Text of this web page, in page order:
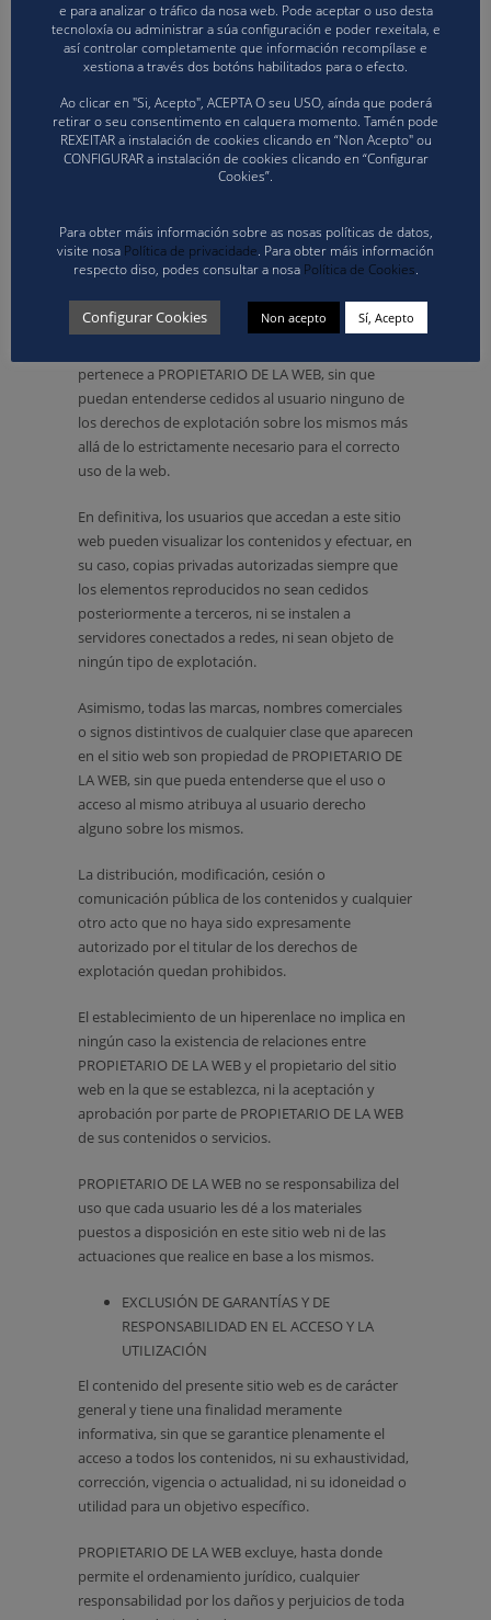
comunicación pública, transformar o
modificar los contenidos, a menos que se
cuente con la autorización del titular de los
correspondientes derechos o ello resulte
legalmente permitido.
Recabar datos con finalidad publicitaria y de
remitir publicidad de cualquier clase y
previa solicitud o consentimiento.
Todos los contenidos del sitio web, como textos,
fotografías, gráficos, imágenes, iconos, tecnología,
software, así como su diseño gráfico y códigos
pertenece a PROPIETARIO DE LA WEB, sin que
puedan entenderse cedidos al usuario ninguno de
los derechos de explotación sobre los mismos más
allá de lo estrictamente necesario para el correcto
uso de la web.
En definitiva, los usuarios que accedan a este sitio
web pueden visualizar los contenidos y efectuar, en
su caso, copias privadas autorizadas siempre que
los elementos reproducidos no sean cedidos
posteriormente a terceros, ni se instalen a
servidores conectados a redes, ni sean objeto de
ningún tipo de explotación.
Asimismo, todas las marcas, nombres comerciales
o signos distintivos de cualquier clase que aparecen
en el sitio web son propiedad de PROPIETARIO DE
LA WEB, sin que pueda entenderse que el uso o
acceso al mismo atribuya al usuario derecho
alguno sobre los mismos.
La distribución, modificación, cesión o
comunicación pública de los contenidos y cualquier
otro acto que no haya sido expresamente
autorizado por el titular de los derechos de
explotación quedan prohibidos.
El establecimiento de un hiperenlace no implica en
ningún caso la existencia de relaciones entre
PROPIETARIO DE LA WEB y el propietario del sitio
web en la que se establezca, ni la aceptación y
aprobación por parte de PROPIETARIO DE LA WEB
de sus contenidos o servicios.
PROPIETARIO DE LA WEB no se responsabiliza del
uso que cada usuario les dé a los materiales
puestos a disposición en este sitio web ni de las
actuaciones que realice en base a los mismos.
EXCLUSIÓN DE GARANTÍAS Y DE
RESPONSABILIDAD EN EL ACCESO Y LA
UTILIZACIÓN
El contenido del presente sitio web es de carácter
general y tiene una finalidad meramente
informativa, sin que se garantice plenamente el
acceso a todos los contenidos, ni su exhaustividad,
corrección, vigencia o actualidad, ni su idoneidad o
utilidad para un objetivo específico.
PROPIETARIO DE LA WEB excluye, hasta donde
permite el ordenamiento jurídico, cualquier
responsabilidad por los daños y perjuicios de toda
e para analizar o tráfico da nosa web. Pode aceptar o uso desta
tecnoloxía ou administrar a súa configuración e poder rexeitala, e
así controlar completamente que información recompílase e
xestiona a través dos botóns habilitados para o efecto.
Ao clicar en "Si, Acepto", ACEPTA O seu USO, aínda que poderá
retirar o seu consentimento en calquera momento. Tamén pode
REXEITAR a instalación de cookies clicando en “Non Acepto" ou
CONFIGURAR a instalación de cookies clicando en “Configurar
Cookies”.
Para obter máis información sobre as nosas políticas de datos,
visite nosa Política de privacidade. Para obter máis información
respecto diso, podes consultar a nosa Política de Cookies.
Configurar Cookies Non acepto Sí, Acepto